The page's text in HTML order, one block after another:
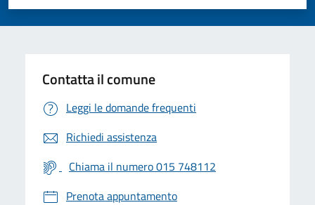
Valuta 5 stelle su 5
Valuta 4 stelle su 5
Valuta 3 stelle su 5
Valuta 2 stelle su 5
Valuta 1 stelle su 5
Contatta il comune
Leggi le domande frequenti
Richiedi assistenza
Chiama il numero 015 748112
Prenota appuntamento